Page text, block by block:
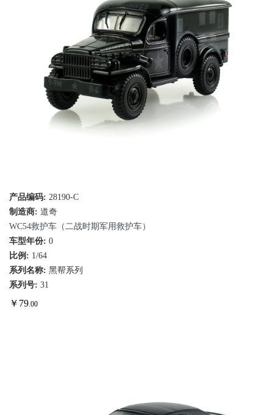
产品编码: 28190-C
制造商: 道奇
WC54救护车（二战时期军用救护车）
车型年份: 0
比例: 1/64
系列名称: 黑帮系列
系列号: 31
￥ 79.00